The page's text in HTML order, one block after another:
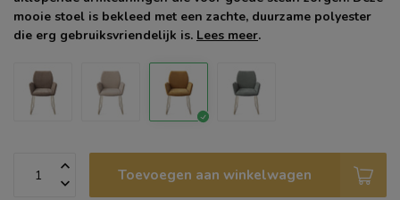
mooie stoel is bekleed met een zachte, duurzame polyester
die erg gebruiksvriendelijk is. Lees meer.
Toevoegen aan winkelwagen